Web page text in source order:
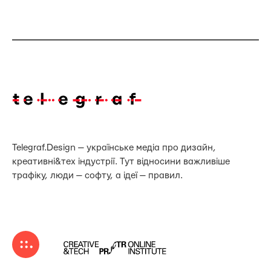
Telegraf.Design — українське медіа про дизайн,
креативні&тех індустрії. Тут відносини важливіше
трафіку, люди — софту, а ідеї — правил.